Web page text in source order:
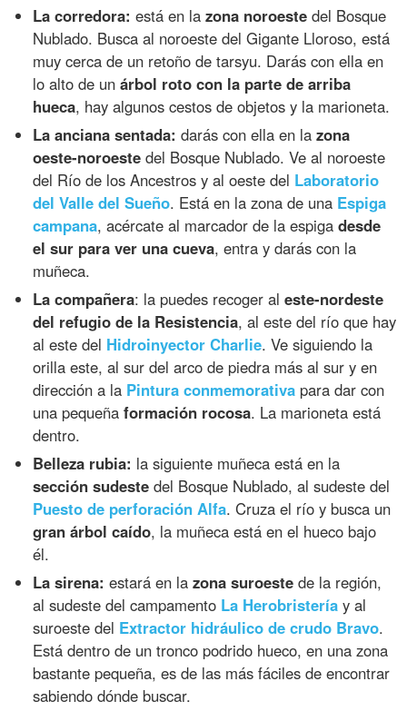
La corredora: está en lazona noroeste del Bosque
Nublado. Busca al noroeste del Gigante Lloroso, está
muy cerca de un retoño de tarsyu. Darás con ella en
lo alto de unárbol roto con la parte de arriba
hueca, hay algunos cestos de objetos y la marioneta.
La anciana sentada: darás con ella en lazona
oeste-noroeste del Bosque Nublado. Ve al noroeste
del Río de los Ancestros y al oeste del Laboratorio
del Valle del Sueño. Está en la zona de una Espiga
campana, acércate al marcador de la espigadesde
el sur para ver una cueva, entra y darás con la
muñeca.
La compañera: la puedes recoger aleste-nordeste
del refugio de la Resistencia, al este del río que hay
al este del Hidroinyector Charlie. Ve siguiendo la
orilla este, al sur del arco de piedra más al sur y en
dirección a la Pintura conmemorativa para dar con
una pequeñaformación rocosa. La marioneta está
dentro.
Belleza rubia: la siguiente muñeca está en la
sección sudeste del Bosque Nublado, al sudeste del
Puesto de perforación Alfa. Cruza el río y busca un
gran árbol caído, la muñeca está en el hueco bajo
él.
La sirena: estará en lazona suroeste de la región,
al sudeste del campamento La Herobristería y al
suroeste del Extractor hidráulico de crudo Bravo.
Está dentro de un tronco podrido hueco, en una zona
bastante pequeña, es de las más fáciles de encontrar
sabiendo dónde buscar.